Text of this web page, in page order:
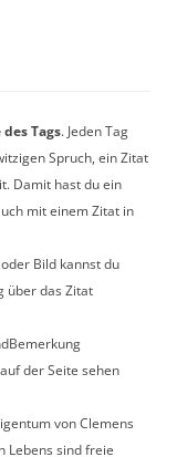
Tags. Jeden Tag
Spruch, ein Zitat
Damit hast du ein
mit einem Zitat in
Bild kannst du
über das Zitat
der Seite sehen
von Clemens
Lebens sind freie